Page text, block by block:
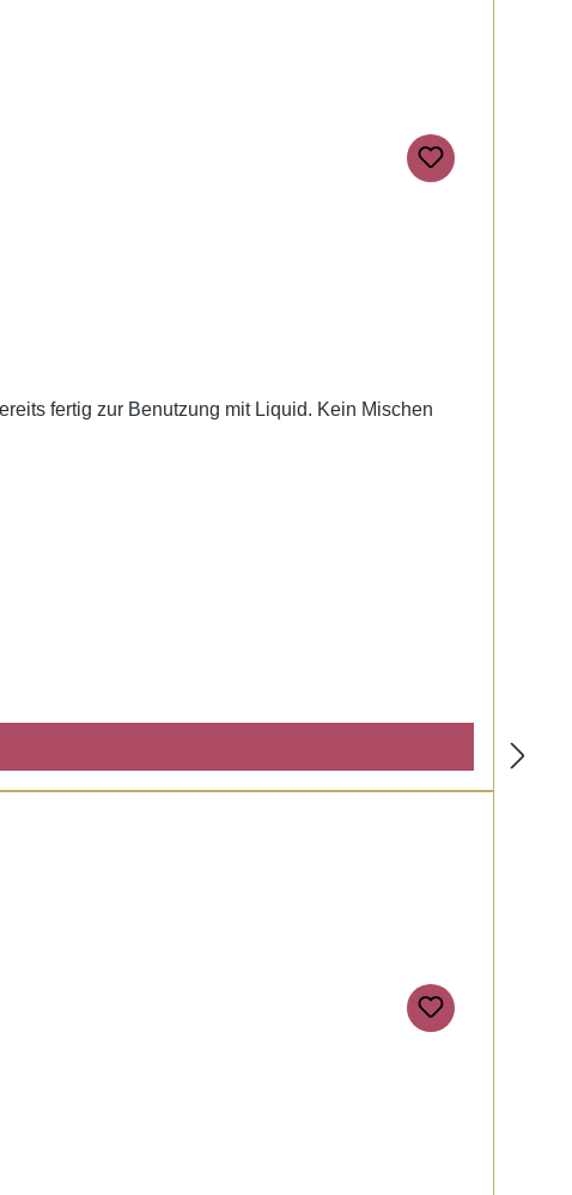
fertig zur Benutzung mit Liquid. Kein Mischen